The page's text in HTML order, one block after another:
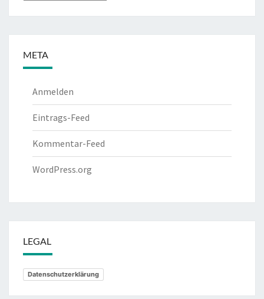
META
Anmelden
Eintrags-Feed
Kommentar-Feed
WordPress.org
LEGAL
Datenschutzerklärung